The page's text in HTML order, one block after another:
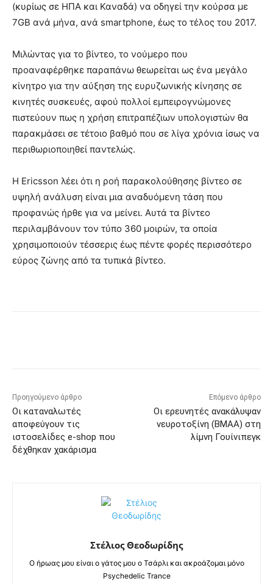
(κυρίως σε ΗΠΑ και Καναδά) να οδηγεί την κούρσα με
7GB ανά μήνα, ανά smartphone, έως το τέλος του 2017.
Μιλώντας για το βίντεο, το νούμερο που
προαναφέρθηκε παραπάνω θεωρείται ως ένα μεγάλο
κίνητρο για την αύξηση της ευρυζωνικής κίνησης σε
κινητές συσκευές, αφού πολλοί εμπειρογνώμονες
πιστεύουν πως η χρήση επιτραπέζιων υπολογιστών θα
παρακμάσει σε τέτοιο βαθμό που σε λίγα χρόνια ίσως να
περιθωριοποιηθεί παντελώς.
Η Ericsson λέει ότι η ροή παρακολούθησης βίντεο σε
υψηλή ανάλυση είναι μια αναδυόμενη τάση που
προφανώς ήρθε για να μείνει. Αυτά τα βίντεο
περιλαμβάνουν τον τύπο 360 μοιρών, τα οποία
χρησιμοποιούν τέσσερις έως πέντε φορές περισσότερο
εύρος ζώνης από τα τυπικά βίντεο.
Προηγούμενο άρθρο
Οι καταναλωτές
αποφεύγουν τις
ιστοσελίδες e-shop που
δέχθηκαν χακάρισμα
Επόμενο άρθρο
Οι ερευνητές ανακάλυψαν
νευροτοξίνη (BMAA) στη
λίμνη Γουίνιπεγκ
Στέλιος Θεοδωρίδης
Ο ήρωας μου είναι ο γάτος μου ο Τσάρλι και ακροάζομαι μόνο
Psychedelic Trance